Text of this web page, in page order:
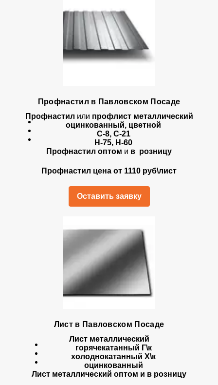
Профнастил в Павловском Посаде
Профнастил или профлист металлический
оцинкованный, цветной
С-8, С-21
Н-75, Н-60
Профнастил оптом и в розницу
Профнастил цена от 1110 руб\лист
Оставить заявку
Лист в Павловском Посаде
Лист металлический
горячекатанный Г\к
холоднокатанный Х\к
оцинкованный
Лист металлический оптом и в розницу